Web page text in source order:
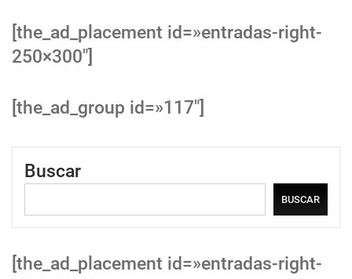
[the_ad_placement id=»entradas-right-
250×300″]
[the_ad_group id=»117″]
Buscar
BUSCAR
[the_ad_placement id=»entradas-right-